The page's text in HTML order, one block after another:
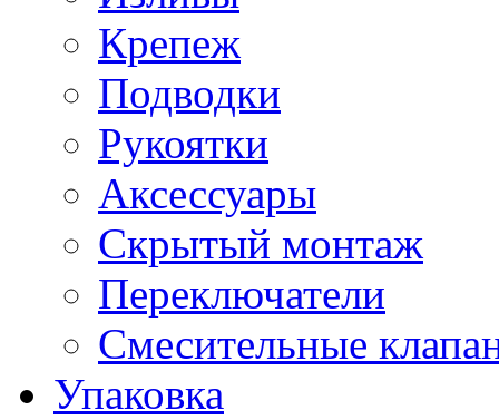
Крепеж
Подводки
Рукоятки
Аксессуары
Скрытый монтаж
Переключатели
Смесительные
Упаковка